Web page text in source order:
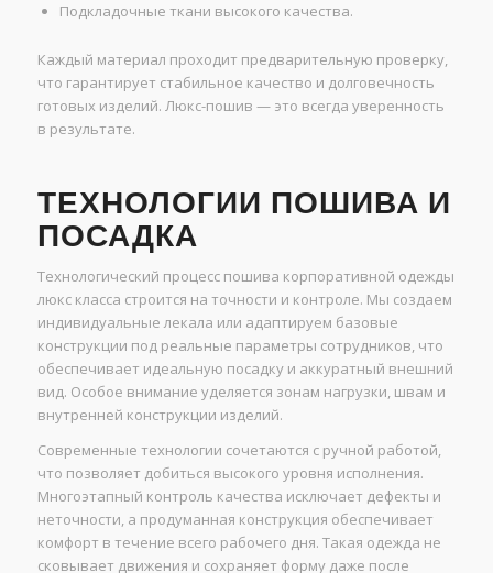
Подкладочные ткани высокого качества.
Каждый материал проходит предварительную проверку,
что гарантирует стабильное качество и долговечность
готовых изделий. Люкс-пошив — это всегда уверенность
в результате.
ТЕХНОЛОГИИ ПОШИВА И
ПОСАДКА
Технологический процесс пошива корпоративной одежды
люкс класса строится на точности и контроле. Мы создаем
индивидуальные лекала или адаптируем базовые
конструкции под реальные параметры сотрудников, что
обеспечивает идеальную посадку и аккуратный внешний
вид. Особое внимание уделяется зонам нагрузки, швам и
внутренней конструкции изделий.
Современные технологии сочетаются с ручной работой,
что позволяет добиться высокого уровня исполнения.
Многоэтапный контроль качества исключает дефекты и
неточности, а продуманная конструкция обеспечивает
комфорт в течение всего рабочего дня. Такая одежда не
сковывает движения и сохраняет форму даже после